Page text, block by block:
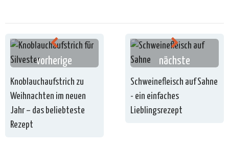
vorherige
Knoblauchaufstrich zu
Weihnachten im neuen
Jahr – das beliebteste
Rezept
nächste
Schweinefleisch auf Sahne
- ein einfaches
Lieblingsrezept